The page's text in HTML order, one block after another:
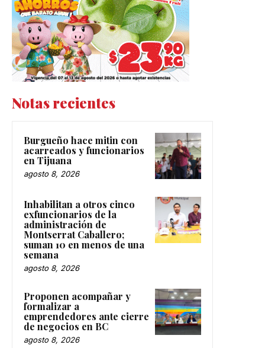
Notas recientes
Burgueño hace mitin con
acarreados y funcionarios
en Tijuana
agosto 8, 2026
Inhabilitan a otros cinco
exfuncionarios de la
administración de
Montserrat Caballero;
suman 10 en menos de una
semana
agosto 8, 2026
Proponen acompañar y
formalizar a
emprendedores ante cierre
de negocios en BC
agosto 8, 2026